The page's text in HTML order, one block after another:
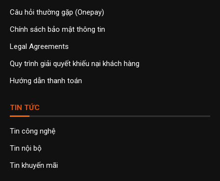
Câu hỏi thường gặp (Onepay)
Chính sách bảo mật thông tin
Legal Agreements
Quy trình giải quyết khiếu nại khách hàng
Hướng dẫn thanh toán
TIN TỨC
Tin công nghệ
Tin nội bộ
Tin khuyến mãi